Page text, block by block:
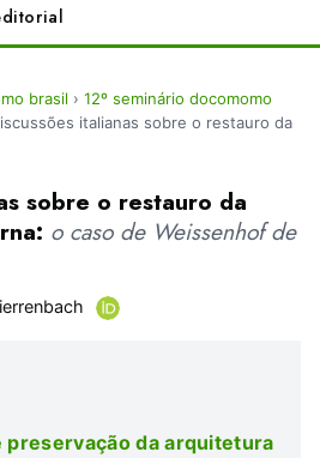
brasil › 12º seminário docomomo
italianas sobre o restauro da
sobre o restauro da
o caso de Weissenhof de
preservação da arquitetura